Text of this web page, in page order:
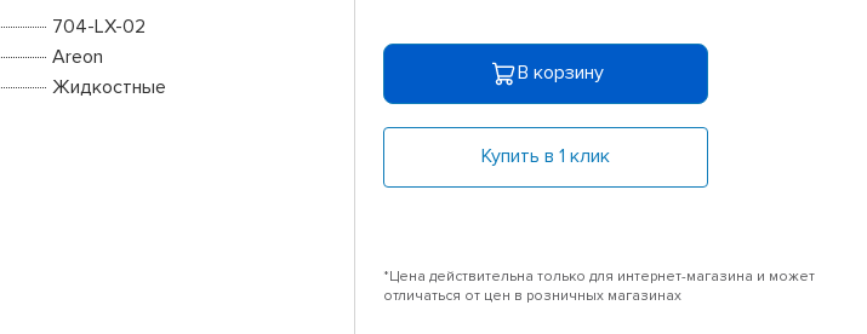
704-LX-02
Areon
Жидкостные
В корзину
Купить в 1 клик
*Цена действительна только для интернет-магазина и может
отличаться от цен в розничных магазинах